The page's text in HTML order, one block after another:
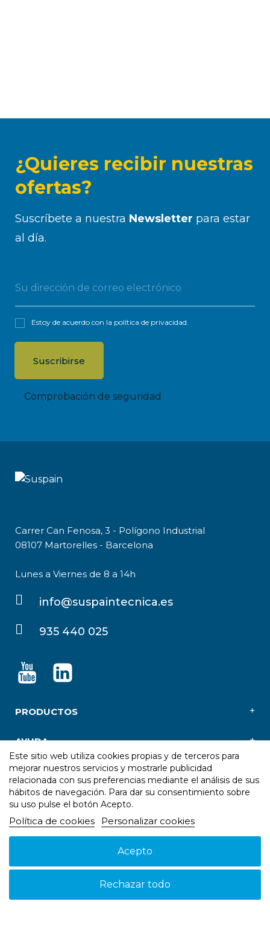
¿Quieres recibir nuestras
ofertas?
Suscríbete a nuestra Newsletter para estar
al día.
Estoy de acuerdo con la política de privacidad.
Comprobación de seguridad
Carrer Can Fenosa, 3 - Polígono Industrial
08107 Martorelles - Barcelona
Lunes a Viernes de 8 a 14h
info@suspaintecnica.es
935 440 025
Este sitio web utiliza cookies propias y de terceros para
mejorar nuestros servicios y mostrarle publicidad
relacionada con sus preferencias mediante el análisis de sus
hábitos de navegación. Para dar su consentimiento sobre
su uso pulse el botón Acepto.
Política de cookies Personalizar cookies
Rechazar todo
Acepto
PRODUCTOS
AYUDA
NOSOTROS
© 2026 - Suspain - Todos los derechos reservados
Política de cookiesPolítica de Privacidad